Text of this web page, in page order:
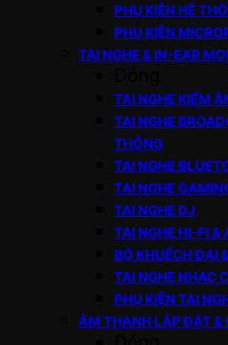
PHỤ KIỆN HỆ
PHỤ KIỆN
TAI NGHE & IN-EAR
TAI NGHE KIỂM
TAI NGHE
THÔNG
TAI NGHE
TAI NGHE
TAI NGHE DJ
TAI NGHE HI-FI &
BỘ KHUẾCH ĐẠI
TAI NGHE NHẠC
PHỤ KIỆN TAI
ÂM THANH LẮP ĐẶT &